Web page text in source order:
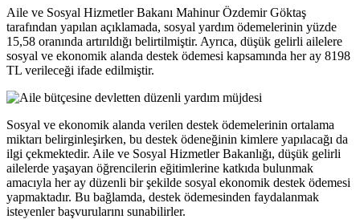
Aile ve Sosyal Hizmetler Bakanı Mahinur Özdemir Göktaş
tarafından yapılan açıklamada, sosyal yardım ödemelerinin yüzde
15,58 oranında artırıldığı belirtilmiştir. Ayrıca, düşük gelirli ailelere
sosyal ve ekonomik alanda destek ödemesi kapsamında her ay 8198
TL verileceği ifade edilmiştir.
Sosyal ve ekonomik alanda verilen destek ödemelerinin ortalama
miktarı belirginleşirken, bu destek ödeneğinin kimlere yapılacağı da
ilgi çekmektedir. Aile ve Sosyal Hizmetler Bakanlığı, düşük gelirli
ailelerde yaşayan öğrencilerin eğitimlerine katkıda bulunmak
amacıyla her ay düzenli bir şekilde sosyal ekonomik destek ödemesi
yapmaktadır. Bu bağlamda, destek ödemesinden faydalanmak
isteyenler başvurularını sunabilirler.